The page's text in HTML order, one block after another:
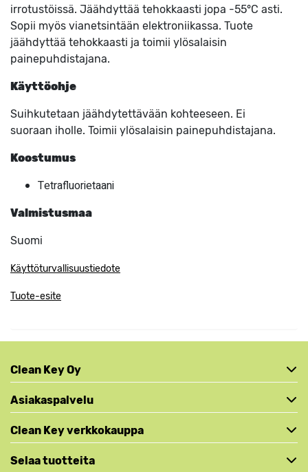
irrotustöissä. Jäähdyttää tehokkaasti jopa -55°C asti.
Sopii myös vianetsintään elektroniikassa. Tuote
jäähdyttää tehokkaasti ja toimii ylösalaisin
painepuhdistajana.
Käyttöohje
Suihkutetaan jäähdytettävään kohteeseen. Ei
suoraan iholle. Toimii ylösalaisin painepuhdistajana.
Koostumus
Tetrafluorietaani
Valmistusmaa
Suomi
Käyttöturvallisuustiedote
Tuote-esite
Clean Key Oy
Asiakaspalvelu
Clean Key verkkokauppa
Selaa tuotteita